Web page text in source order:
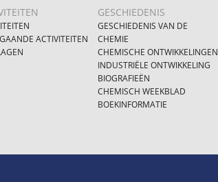
ACTIVITEITEN
GESCHIEDENIS
GESCHIEDENIS VAN DE
CHEMIE
CHEMISCHE ONTWIKKELINGEN
INDUSTRIËLE ONTWIKKELING
BIOGRAFIEËN
CHEMISCH WEEKBLAD
BOEKINFORMATIE